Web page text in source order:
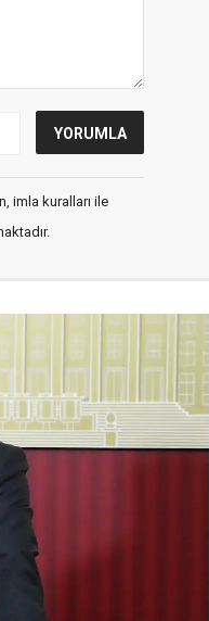
imla kuralları ile